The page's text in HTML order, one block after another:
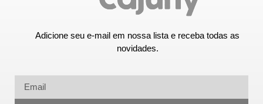
Adicione seu e-mail em nossa lista e receba todas as
novidades.